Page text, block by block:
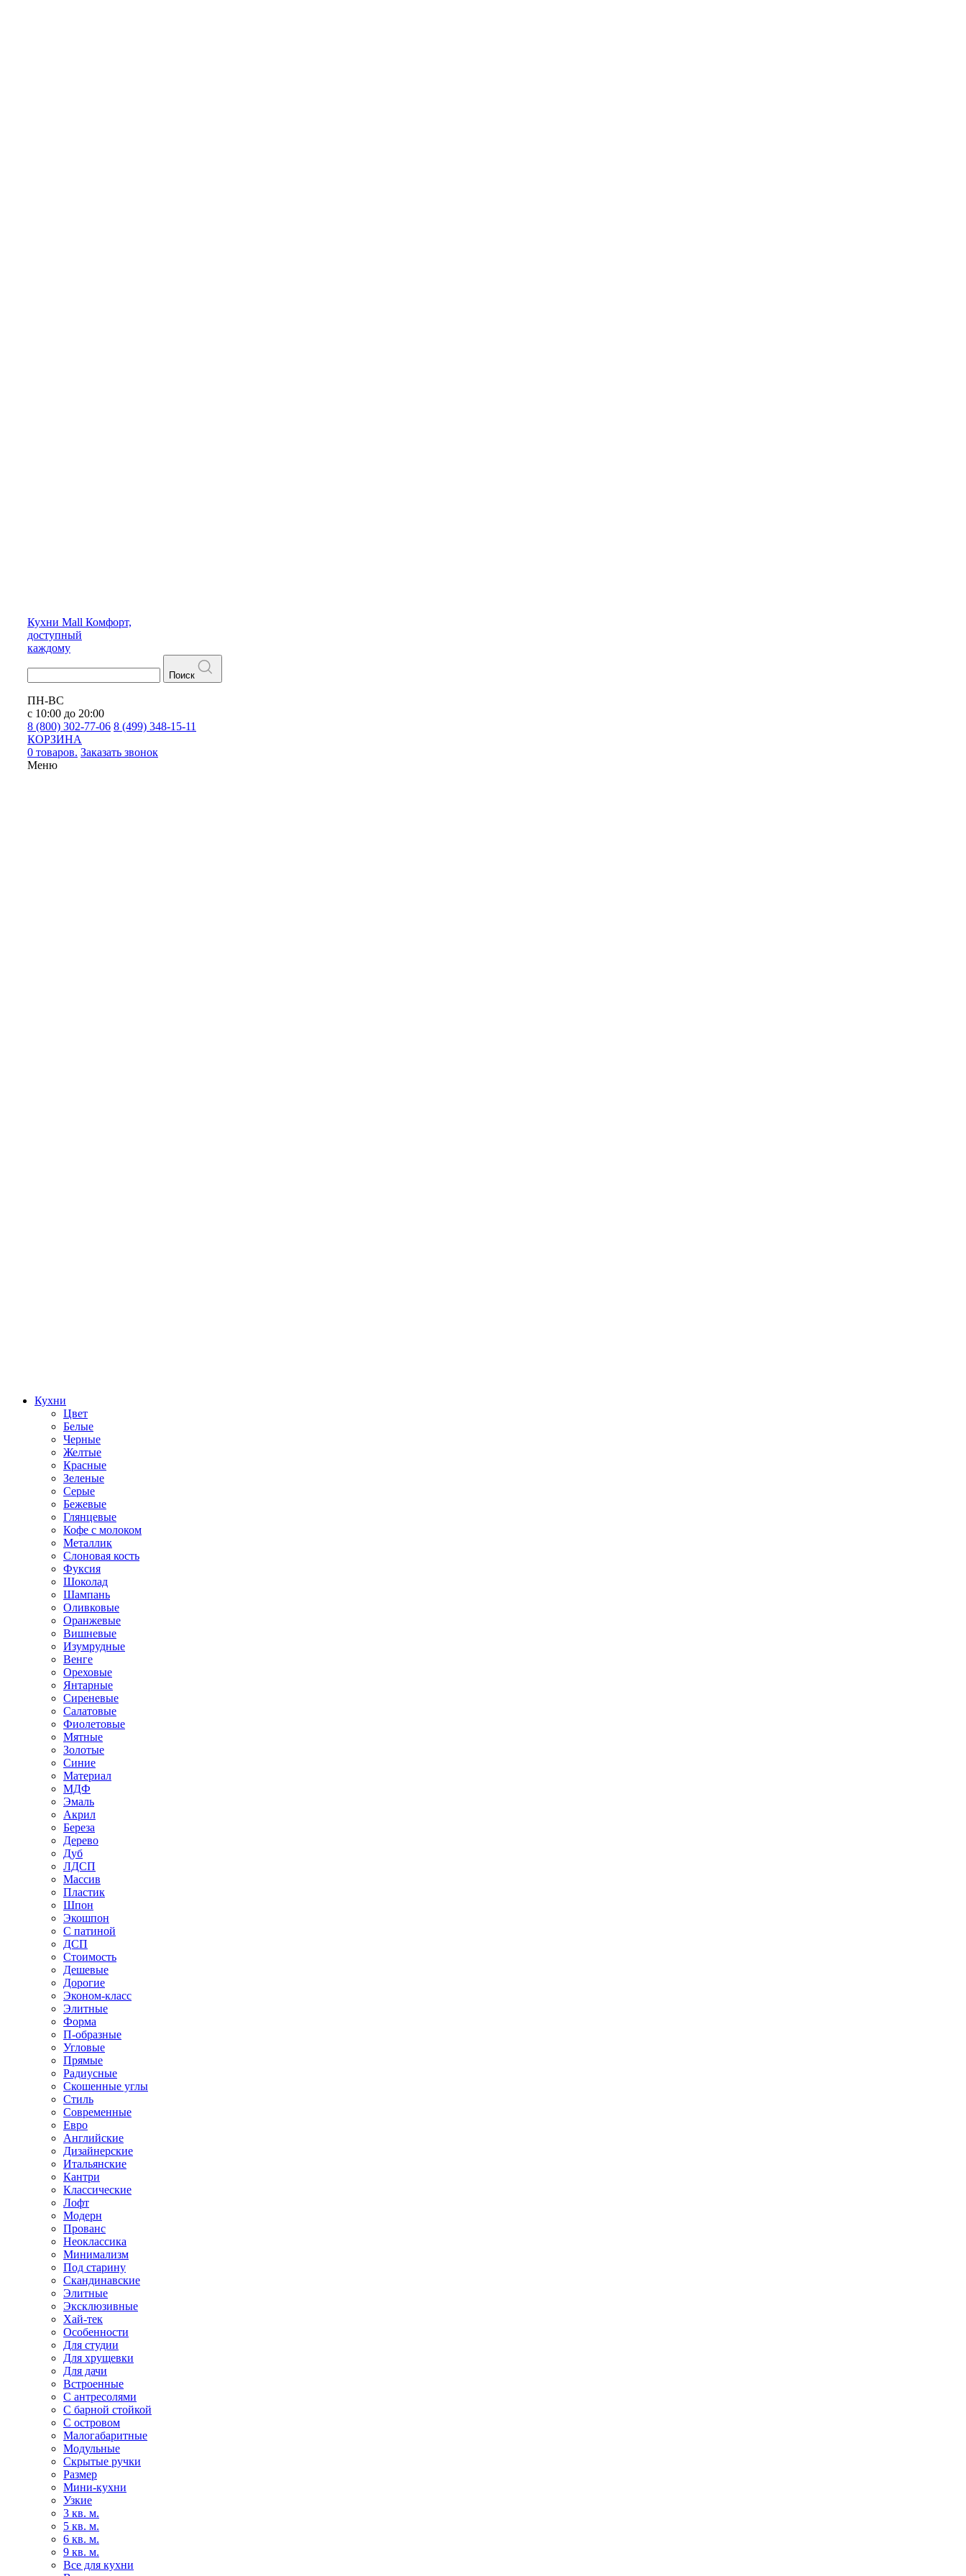
Кухни Mall Комфорт,
доступный
каждому
Поиск
ПН-ВС
с 10:00 до 20:00
8 (800) 302-77-06 8 (499) 348-15-11
КОРЗИНА
0 товаров. Заказать звонок
Меню
Кухни
Цвет
Белые
Черные
Желтые
Красные
Зеленые
Серые
Бежевые
Глянцевые
Кофе с молоком
Металлик
Слоновая кость
Фуксия
Шоколад
Шампань
Оливковые
Оранжевые
Вишневые
Изумрудные
Венге
Ореховые
Янтарные
Сиреневые
Салатовые
Фиолетовые
Мятные
Золотые
Синие
Материал
МДФ
Эмаль
Акрил
Береза
Дерево
Дуб
ЛДСП
Массив
Пластик
Шпон
Экошпон
С патиной
ДСП
Стоимость
Дешевые
Дорогие
Эконом-класс
Элитные
Форма
П-образные
Угловые
Прямые
Радиусные
Скошенные углы
Стиль
Современные
Евро
Английские
Дизайнерские
Итальянские
Кантри
Классические
Лофт
Модерн
Прованс
Неоклассика
Минимализм
Под старину
Скандинавские
Элитные
Эксклюзивные
Хай-тек
Особенности
Для студии
Для хрущевки
Для дачи
Встроенные
С антресолями
С барной стойкой
С островом
Малогабаритные
Модульные
Скрытые ручки
Размер
Мини-кухни
Узкие
3 кв. м.
5 кв. м.
6 кв. м.
9 кв. м.
Все для кухни